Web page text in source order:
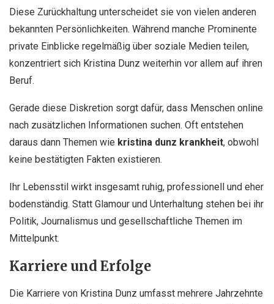
Diese Zurückhaltung unterscheidet sie von vielen anderen
bekannten Persönlichkeiten. Während manche Prominente
private Einblicke regelmäßig über soziale Medien teilen,
konzentriert sich Kristina Dunz weiterhin vor allem auf ihren
Beruf.
Gerade diese Diskretion sorgt dafür, dass Menschen online
nach zusätzlichen Informationen suchen. Oft entstehen
daraus dann Themen wie kristina dunz krankheit, obwohl
keine bestätigten Fakten existieren.
Ihr Lebensstil wirkt insgesamt ruhig, professionell und eher
bodenständig. Statt Glamour und Unterhaltung stehen bei ihr
Politik, Journalismus und gesellschaftliche Themen im
Mittelpunkt.
Karriere und Erfolge
Die Karriere von Kristina Dunz umfasst mehrere Jahrzehnte